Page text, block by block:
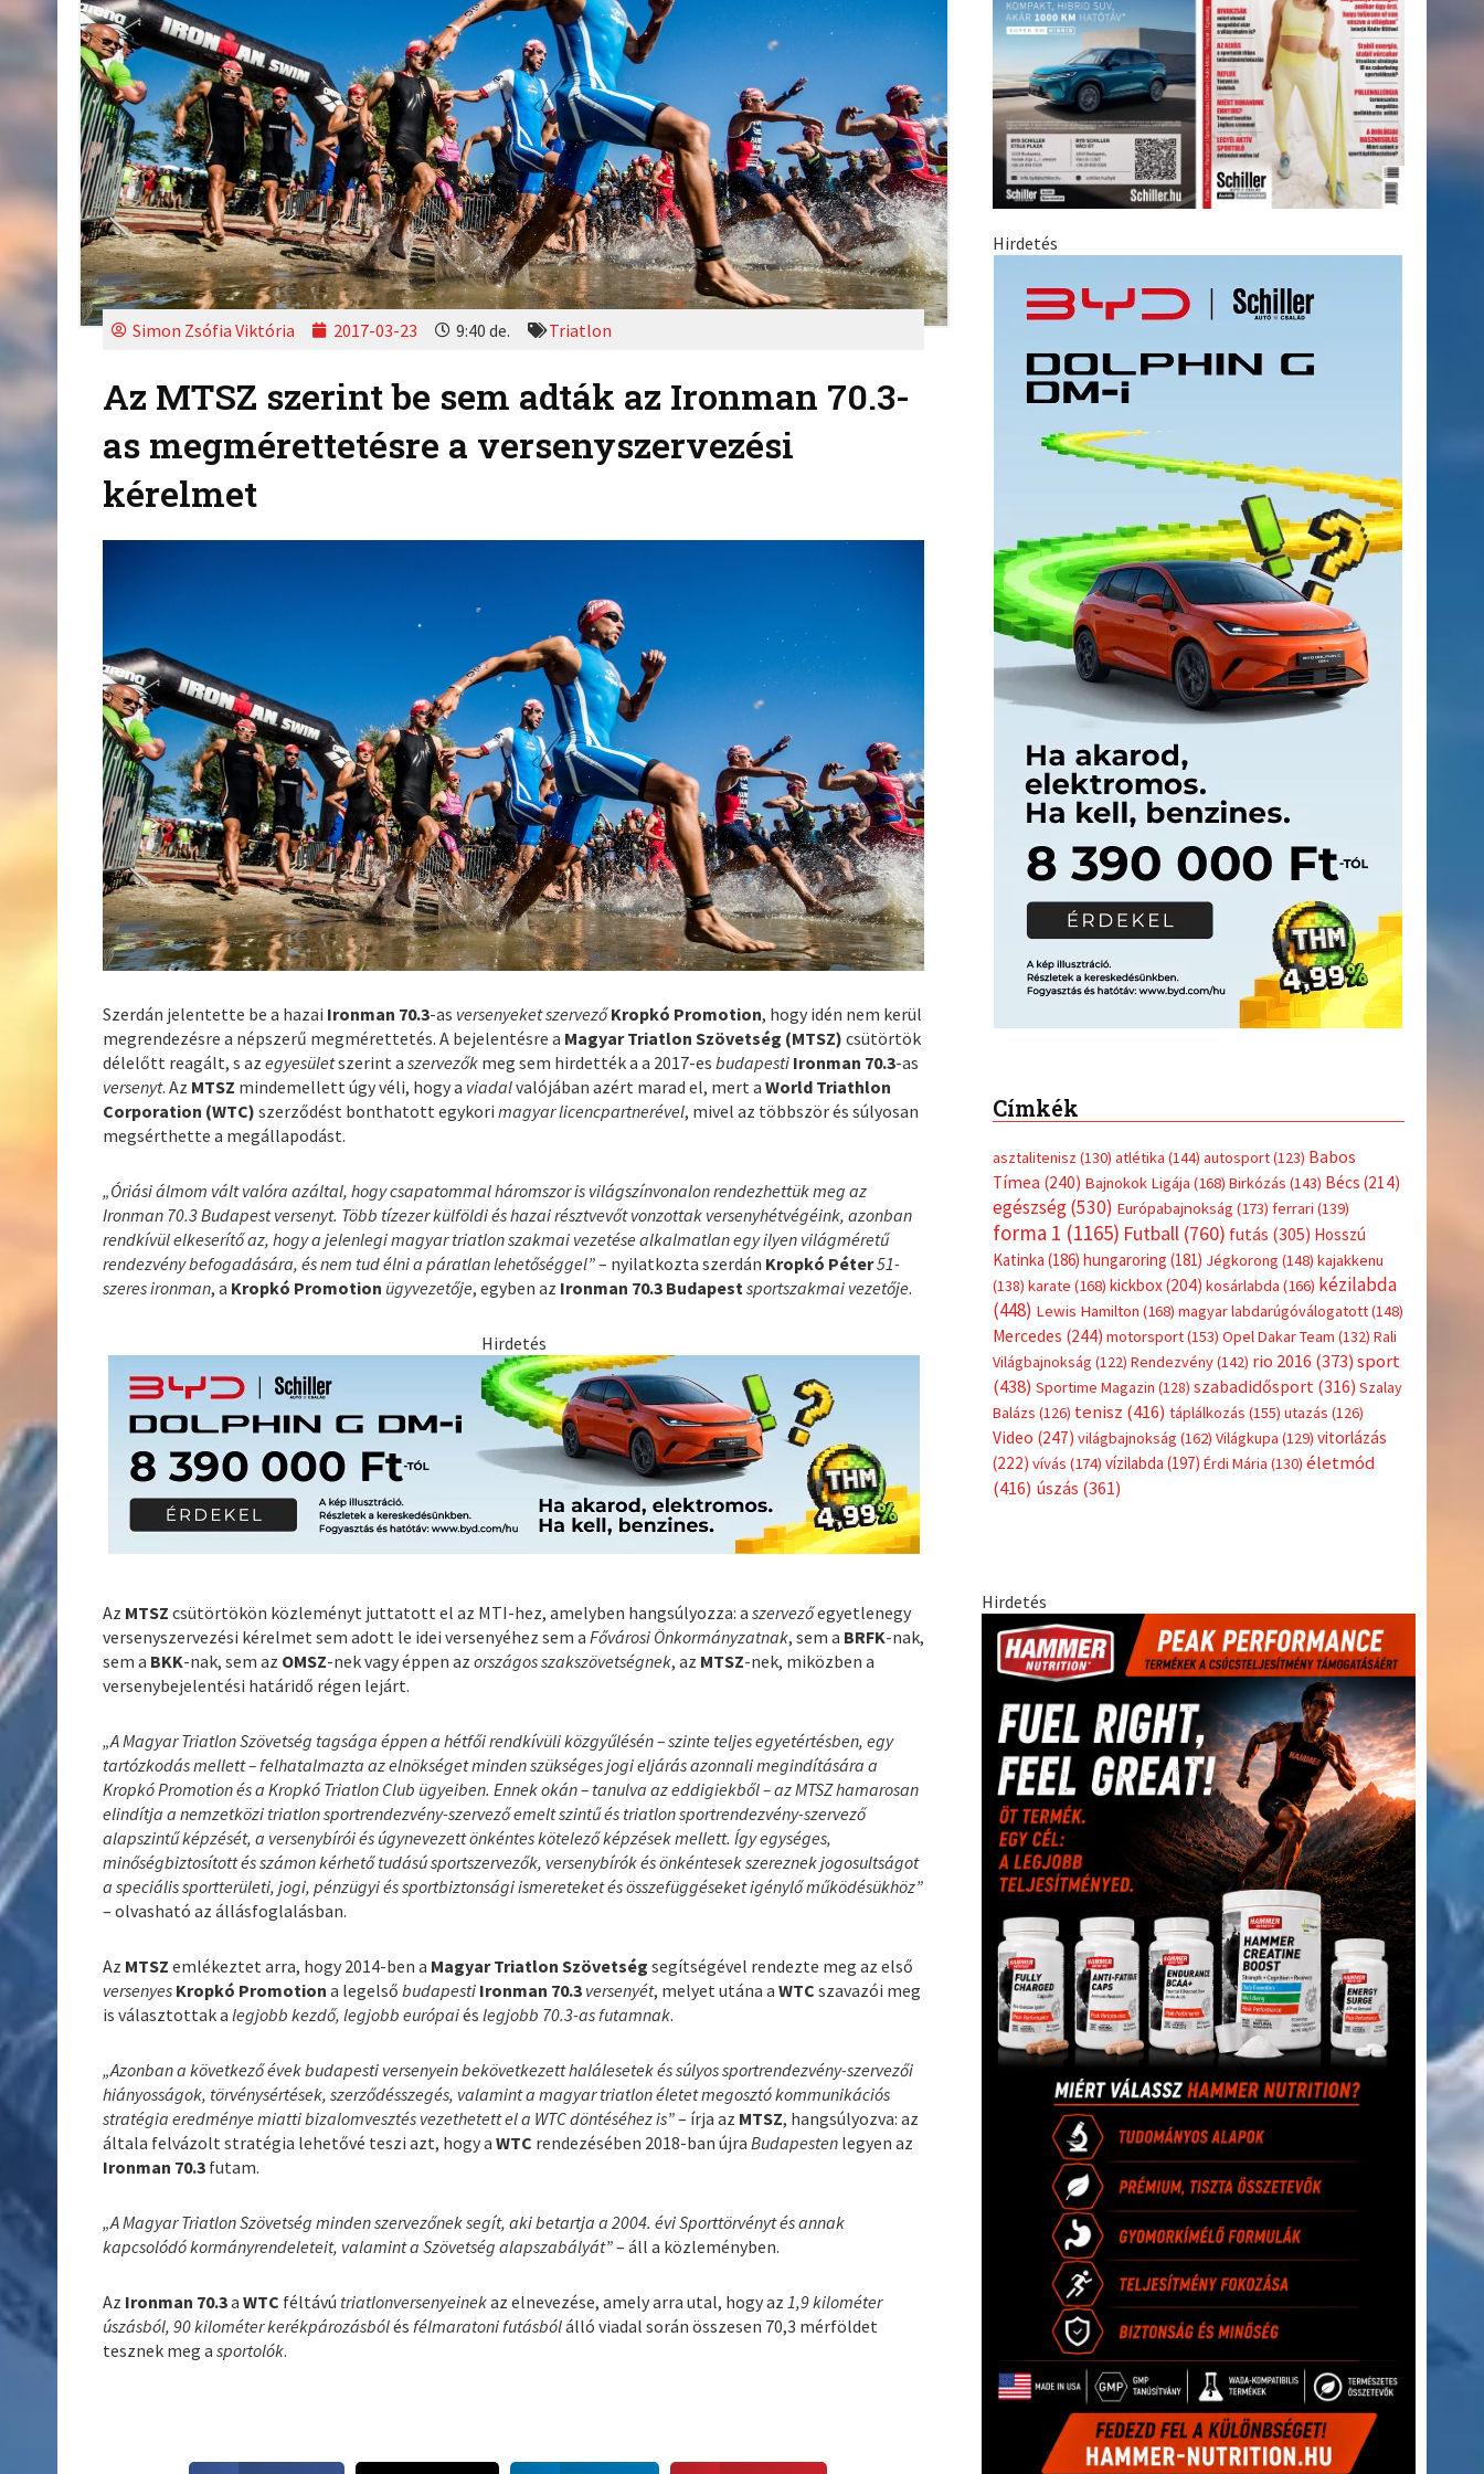
Simon Zsófia Viktória 2017-03-23 9:40 de. Triatlon
Az MTSZ szerint be sem adták az Ironman 70.3-
as megmérettetésre a versenyszervezési
kérelmet
Szerdán jelentette be a hazai Ironman 70.3-as versenyeket szervezőKropkó Promotion, hogy idén nem kerül
megrendezésre a népszerű megmérettetés. A bejelentésre a Magyar Triatlon Szövetség (MTSZ) csütörtök
délelőtt reagált, s azegyesületszerint aszervezők meg sem hirdették a a 2017-esbudapesti Ironman 70.3-as
versenyt. Az MTSZ mindemellett úgy véli, hogy a viadalvalójában azért marad el, mert aWorld Triathlon
Corporation (WTC) szerződést bonthatott egykorimagyar licencpartnerével, mivel az többször és súlyosan
megsérthette a megállapodást.
„Óriási álmom vált valóra azáltal, hogy csapatommal háromszor is világszínvonalon rendezhettük meg az
Ironman 70.3 Budapest versenyt. Több tízezer külföldi és hazai résztvevőt vonzottak versenyhétvégéink, azonban
rendkívül elkeserítő az, hogy a jelenlegi magyar triatlon szakmai vezetése alkalmatlan egy ilyen világméretű
rendezvény befogadására, és nem tud élni a páratlan lehetőséggel”– nyilatkozta szerdán Kropkó Péter51-
szeresironman, a Kropkó Promotion ügyvezetője, egyben az Ironman 70.3 Budapestsportszakmai vezetője.
Hirdetés
Az MTSZ csütörtökön közleményt juttatott el az MTI-hez, amelyben hangsúlyozza: aszervezőegyetlenegy
versenyszervezési kérelmet sem adott le idei versenyéhez sem aFővárosi Önkormányzatnak, sem a BRFK-nak,
sem a BKK-nak, sem az OMSZ-nek vagy éppen azországos szakszövetségnek, az MTSZ-nek, miközben a
versenybejelentési határidő régen lejárt.
„A Magyar Triatlon Szövetség tagsága éppen a hétfői rendkívüli közgyűlésén – szinte teljes egyetértésben, egy
tartózkodás mellett – felhatalmazta az elnökséget minden szükséges jogi eljárás azonnali megindítására a
Kropkó Promotion és a Kropkó Triatlon Club ügyeiben. Ennek okán – tanulva az eddigiekből – az MTSZ hamarosan
elindítja a nemzetközi triatlon sportrendezvény-szervező emelt szintű és triatlon sportrendezvény-szervező
alapszintű képzését, a versenybírói és úgynevezett önkéntes kötelező képzések mellett. Így egységes,
minőségbiztosított és számon kérhető tudású sportszervezők, versenybírók és önkéntesek szereznek jogosultságot
a speciális sportterületi, jogi, pénzügyi és sportbiztonsági ismereteket és összefüggéseket igénylő működésükhöz”
– olvasható az állásfoglalásban.
Az MTSZ emlékeztet arra, hogy 2014-ben a Magyar Triatlon Szövetség segítségével rendezte meg az első
versenyes Kropkó Promotion a legelsőbudapesti Ironman 70.3 versenyét, melyet utána aWTC szavazói meg
is választottak alegjobb kezdő, legjobb európaiés legjobb 70.3-as futamnak.
„Azonban a következő évek budapesti versenyein bekövetkezett halálesetek és súlyos sportrendezvény-szervezői
hiányosságok, törvénysértések, szerződésszegés, valamint a magyar triatlon életet megosztó kommunikációs
stratégia eredménye miatti bizalomvesztés vezethetett el a WTC döntéséhez is”– írja az MTSZ, hangsúlyozva: az
általa felvázolt stratégia lehetővé teszi azt, hogy aWTC rendezésében 2018-ban újraBudapesten legyen az
Ironman 70.3 futam.
„A Magyar Triatlon Szövetség minden szervezőnek segít, aki betartja a 2004. évi Sporttörvényt és annak
kapcsolódó kormányrendeleteit, valamint a Szövetség alapszabályát”– áll a közleményben.
Az Ironman 70.3aWTC féltávú triatlonversenyeinekaz elnevezése, amely arra utal, hogy az1,9 kilométer
úszásból, 90 kilométer kerékpározásbólésfélmaratoni futásbólálló viadal során összesen 70,3 mérföldet
tesznek meg asportolók.
Hirdetés
Címkék
asztalitenisz (130) atlétika (144) autosport(123) Babos
Tímea (240) Bajnokok Ligája (168) Birkózás (143) Bécs (214)
egészség(530) Európabajnokság (173) ferrari (139)
forma 1 (1165) Futball(760) futás (305) Hosszú
Katinka (186) hungaroring (181) Jégkorong (148) kajakkenu
(138) karate (168) kickbox(204) kosárlabda (166) kézilabda
(448) Lewis Hamilton (168) magyar labdarúgóválogatott(148)
Mercedes (244) motorsport(153) Opel Dakar Team (132) Rali
Világbajnokság (122) Rendezvény(142) rio 2016 (373) sport
(438) Sportime Magazin (128) szabadidősport (316) Szalay
Balázs (126) tenisz (416) táplálkozás (155) utazás (126)
Video (247) világbajnokság (162) Világkupa (129) vitorlázás
(222) vívás (174) vízilabda (197) Érdi Mária (130) életmód
(416) úszás (361)
Hirdetés